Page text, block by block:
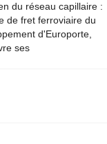
du réseau capillaire :
de fret ferroviaire du
d'Europorte,
ses